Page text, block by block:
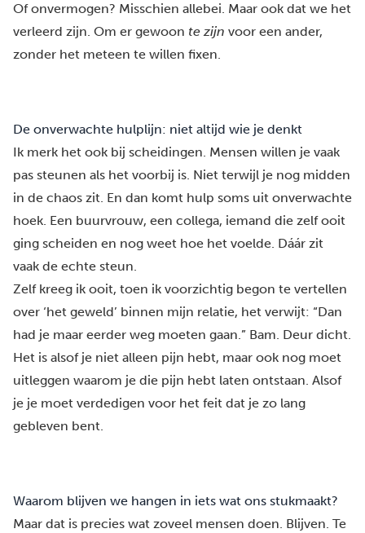
Of onvermogen? Misschien allebei. Maar ook dat we het
verleerd zijn. Om er gewoon te zijn voor een ander,
zonder het meteen te willen fixen.
De onverwachte hulplijn: niet altijd wie je denkt
Ik merk het ook bij scheidingen. Mensen willen je vaak
pas steunen als het voorbij is. Niet terwijl je nog midden
in de chaos zit. En dan komt hulp soms uit onverwachte
hoek. Een buurvrouw, een collega, iemand die zelf ooit
ging scheiden en nog weet hoe het voelde. Dáár zit
vaak de echte steun.
Zelf kreeg ik ooit, toen ik voorzichtig begon te vertellen
over ‘het geweld’ binnen mijn relatie, het verwijt: “Dan
had je maar eerder weg moeten gaan.” Bam. Deur dicht.
Het is alsof je niet alleen pijn hebt, maar ook nog moet
uitleggen waarom je die pijn hebt laten ontstaan. Alsof
je je moet verdedigen voor het feit dat je zo lang
gebleven bent.
Waarom blijven we hangen in iets wat ons stukmaakt?
Maar dat is precies wat zoveel mensen doen. Blijven. Te